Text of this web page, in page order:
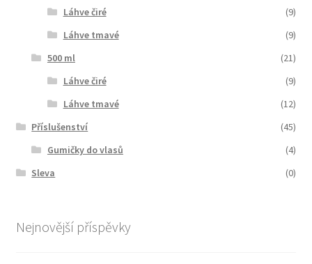
Láhve čiré
(9)
Láhve tmavé
(9)
500 ml
(21)
Láhve čiré
(9)
Láhve tmavé
(12)
Příslušenství
(45)
Gumičky do vlasů
(4)
Sleva
(0)
Nejnovější příspěvky